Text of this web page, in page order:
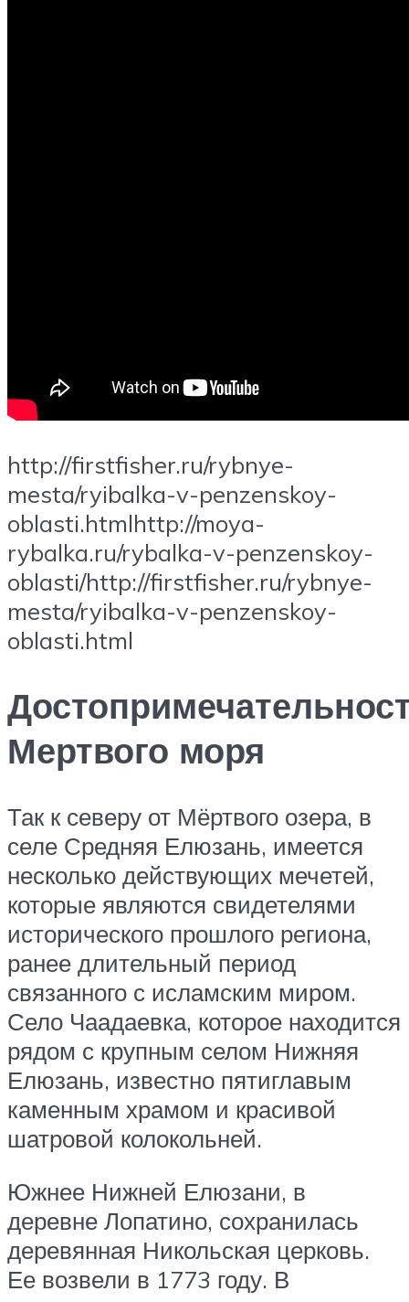
http://firstfisher.ru/rybnye-
mesta/ryibalka-v-penzenskoy-
oblasti.htmlhttp://moya-
rybalka.ru/rybalka-v-penzenskoy-
oblasti/http://firstfisher.ru/rybnye-
mesta/ryibalka-v-penzenskoy-
oblasti.html
Мертвого моря
Так к северу от Мёртвого озера, в
селе Средняя Елюзань, имеется
несколько действующих мечетей,
которые являются свидетелями
исторического прошлого региона,
ранее длительный период
связанного с исламским миром.
Село Чаадаевка, которое находится
рядом с крупным селом Нижняя
Елюзань, известно пятиглавым
каменным храмом и красивой
шатровой колокольней.
Южнее Нижней Елюзани, в
деревне Лопатино, сохранилась
деревянная Никольская церковь.
Ее возвели в 1773 году. В